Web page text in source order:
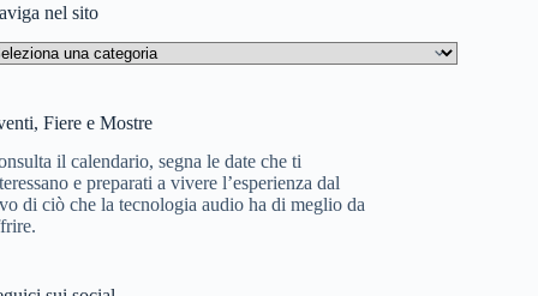
nel sito
Fiere e Mostre
il calendario, segna le date che ti
e preparati a vivere l’esperienza dal
di ciò che la tecnologia audio ha di meglio da